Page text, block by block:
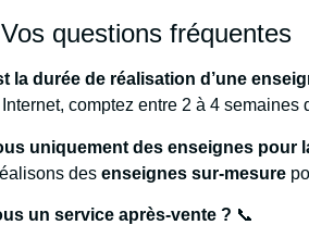
Vos questions fréquentes
la durée de réalisation d’une
comptez entre 2 à 4 semaines
uniquement des enseignes pour
desenseignes sur-mesure
un service après-vente ? 📞